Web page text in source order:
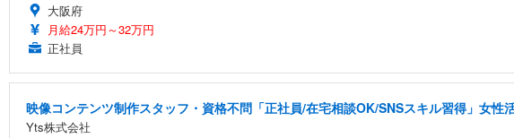
大阪府
月給24万円～32万円
正社員
映像コンテンツ制作スタッフ・資格不問「正社員/在宅相談OK/SNSスキル習得」女性
Yts株式会社